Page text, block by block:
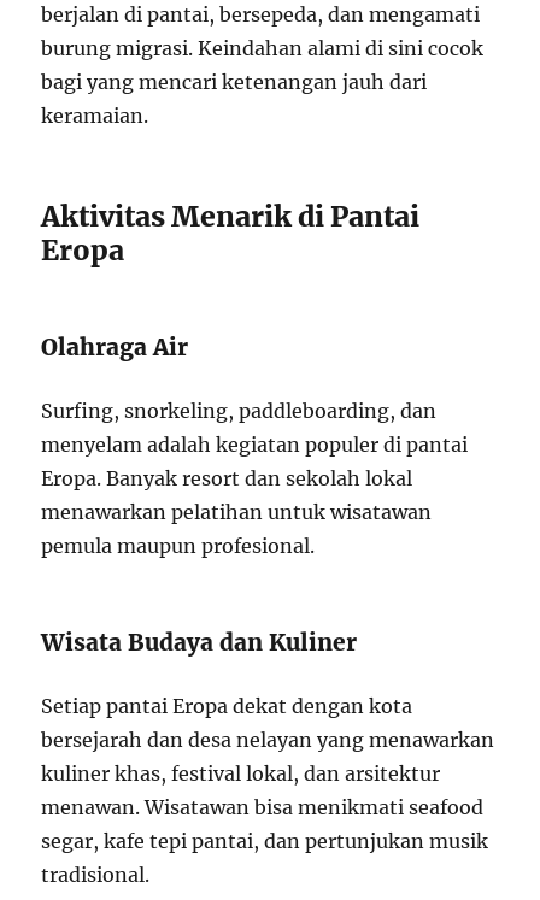
berjalan di pantai, bersepeda, dan mengamati
burung migrasi. Keindahan alami di sini cocok
bagi yang mencari ketenangan jauh dari
keramaian.
Aktivitas Menarik di Pantai
Eropa
Olahraga Air
Surfing, snorkeling, paddleboarding, dan
menyelam adalah kegiatan populer di pantai
Eropa. Banyak resort dan sekolah lokal
menawarkan pelatihan untuk wisatawan
pemula maupun profesional.
Wisata Budaya dan Kuliner
Setiap pantai Eropa dekat dengan kota
bersejarah dan desa nelayan yang menawarkan
kuliner khas, festival lokal, dan arsitektur
menawan. Wisatawan bisa menikmati seafood
segar, kafe tepi pantai, dan pertunjukan musik
tradisional.